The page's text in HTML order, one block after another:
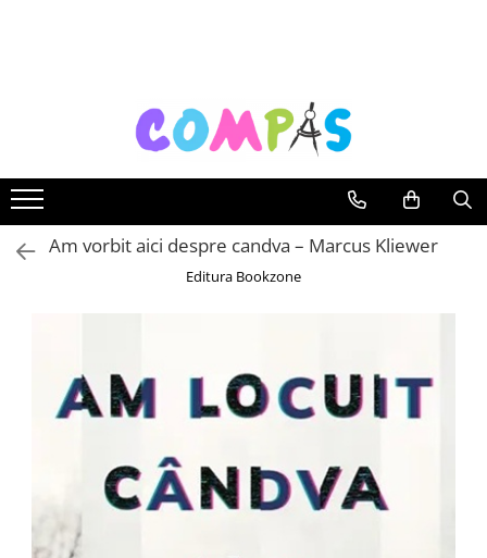
Noutăți Librăria Compas
Souvenir România
Rechizite școlare
Instrumente de scris
Pixuri
Stilouri școlare
Creioane mecanice
Creioane colorate
Ascutițori
Corectoare și lipici
Am vorbit aici despre candva – Marcus Kliewer
Editura Bookzone